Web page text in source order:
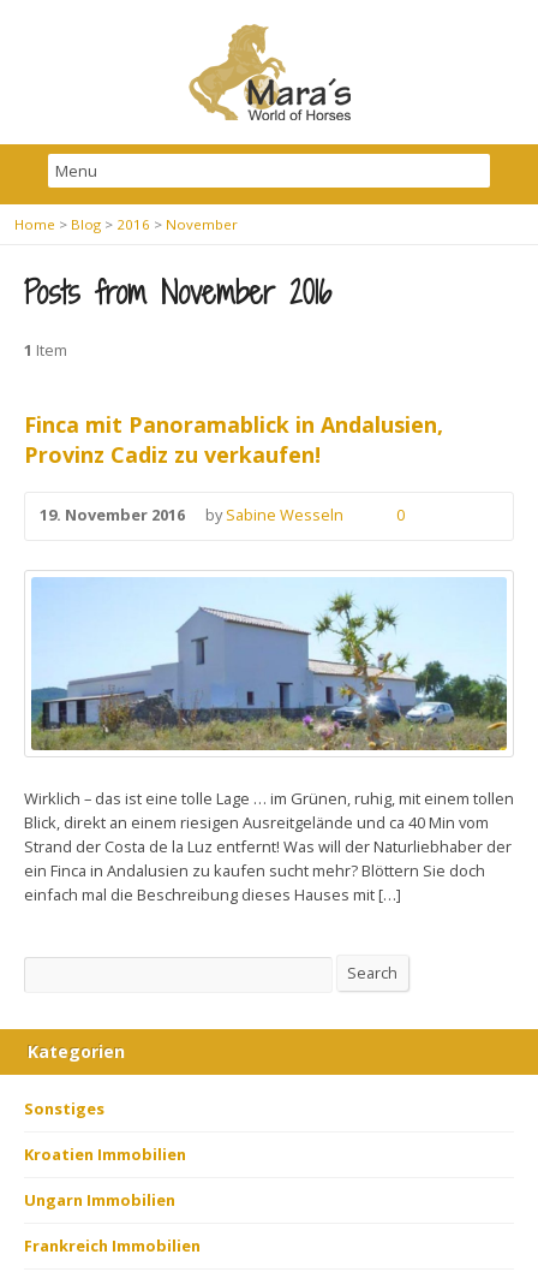
Home > Blog > 2016 > November
Posts from November 2016
1 Item
Finca mit Panoramablick in Andalusien,
Provinz Cadiz zu verkaufen!
19. November 2016 bySabine Wesseln 0
Wirklich – das ist eine tolle Lage … im Grünen, ruhig, mit einem tollen
Blick, direkt an einem riesigen Ausreitgelände und ca 40 Min vom
Strand der Costa de la Luz entfernt! Was will der Naturliebhaber der
ein Finca in Andalusien zu kaufen sucht mehr? Blöttern Sie doch
einfach mal die Beschreibung dieses Hauses mit […]
Search
Kategorien
Sonstiges
Kroatien Immobilien
Ungarn Immobilien
Frankreich Immobilien